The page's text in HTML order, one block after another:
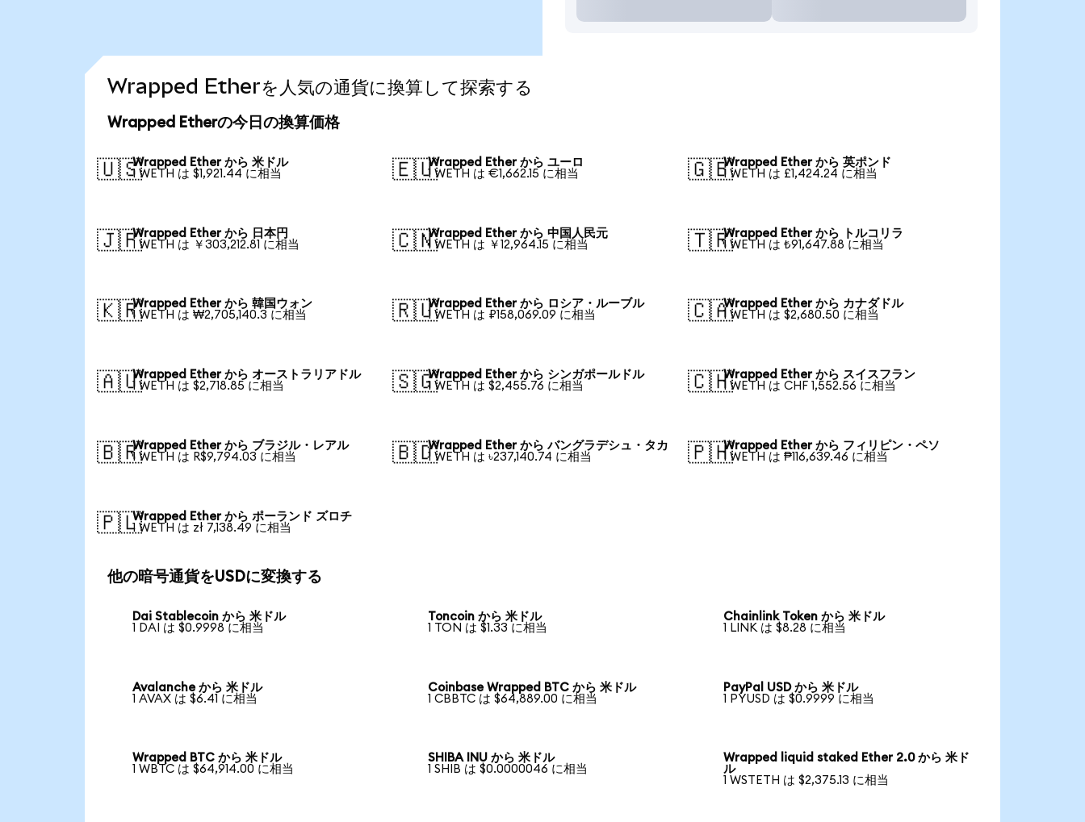
Wrapped Etherを人気の通貨に換算して探索する
Wrapped Etherの今日の換算価格
🇺🇸Wrapped Ether から 米ドル
1 WETH は $1,921.44 に相当
🇪🇺Wrapped Ether から ユーロ
1 WETH は €1,662.15 に相当
🇬🇧Wrapped Ether から 英ポンド
1 WETH は £1,424.24 に相当
🇯🇵Wrapped Ether から 日本円
1 WETH は ￥303,212.81 に相当
🇨🇳Wrapped Ether から 中国人民元
1 WETH は ￥12,964.15 に相当
🇹🇷Wrapped Ether から トルコリラ
1 WETH は ₺91,647.88 に相当
🇰🇷Wrapped Ether から 韓国ウォン
1 WETH は ₩2,705,140.3 に相当
🇷🇺Wrapped Ether から ロシア・ルーブル
1 WETH は ₽158,069.09 に相当
🇨🇦Wrapped Ether から カナダドル
1 WETH は $2,680.50 に相当
🇦🇺Wrapped Ether から オーストラリアドル
1 WETH は $2,718.85 に相当
🇸🇬Wrapped Ether から シンガポールドル
1 WETH は $2,455.76 に相当
🇨🇭Wrapped Ether から スイスフラン
1 WETH は CHF 1,552.56 に相当
🇧🇷Wrapped Ether から ブラジル・レアル
1 WETH は R$9,794.03 に相当
🇧🇩Wrapped Ether から バングラデシュ・タカ
1 WETH は ৳237,140.74 に相当
🇵🇭Wrapped Ether から フィリピン・ペソ
1 WETH は ₱116,639.46 に相当
🇵🇱Wrapped Ether から ポーランド ズロチ
1 WETH は zł 7,138.49 に相当
他の暗号通貨をUSDに変換する
Dai Stablecoin から 米ドル
1 DAI は $0.9998 に相当
Toncoin から 米ドル
1 TON は $1.33 に相当
Chainlink Token から 米ドル
1 LINK は $8.28 に相当
Avalanche から 米ドル
1 AVAX は $6.41 に相当
Coinbase Wrapped BTC から 米ドル
1 CBBTC は $64,889.00 に相当
PayPal USD から 米ドル
1 PYUSD は $0.9999 に相当
Wrapped BTC から 米ドル
1 WBTC は $64,914.00 に相当
SHIBA INU から 米ドル
1 SHIB は $0.0000046 に相当
Wrapped liquid staked Ether 2.0 から 米ド
ル
1 WSTETH は $2,375.13 に相当